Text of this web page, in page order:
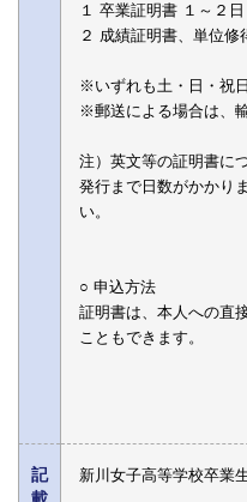
１ 卒業証明書 １～２日
２ 成績証明書、単位修
※いずれも土・日・祝
※郵送による場合は、
注）英文等の証明書に
発行まで日数がかかり
い。
○ 申込方法
証明書は、本人への直
こともできます。
記
新川女子高等学校卒業